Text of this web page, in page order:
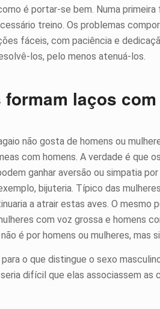
é portar-se bem. Numa
treino. Os problemas
fáceis, com paciência e
los, pelo menos atenuá-los.
laços
não gosta de homens ou
com homens. A verdade é que
ganhar aversão ou simpatia
bijuteria. Típico das
a atrair estas aves. O mesmo
com voz grossa e homens
é por homens ou mulheres, mas
o que distingue o sexo
difícil que elas associassem